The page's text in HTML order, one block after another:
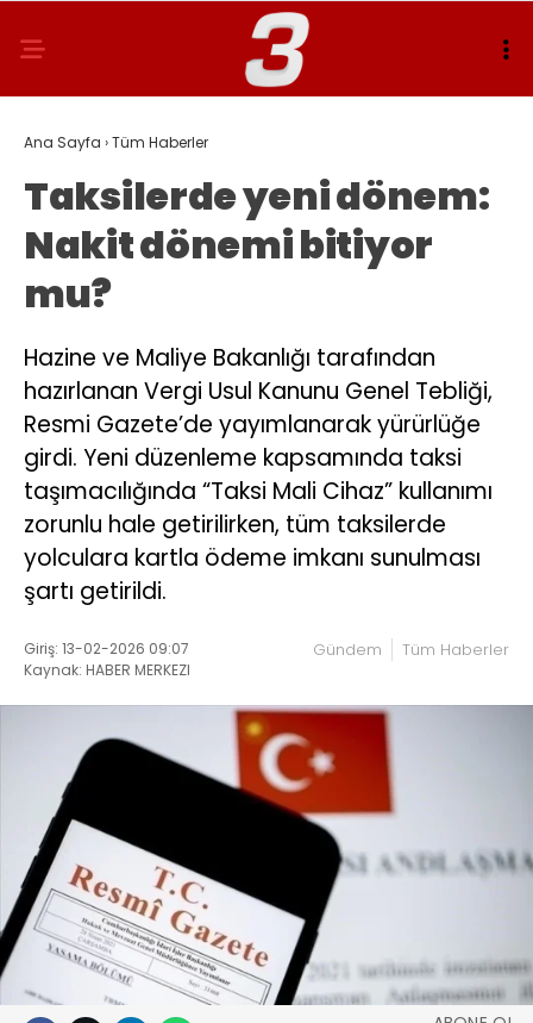
Ana Sayfa ›Tüm Haberler
Taksilerde yeni dönem:
Nakit dönemi bitiyor
mu?
Hazine ve Maliye Bakanlığı tarafından
hazırlanan Vergi Usul Kanunu Genel Tebliği,
Resmi Gazete’de yayımlanarak yürürlüğe
girdi. Yeni düzenleme kapsamında taksi
taşımacılığında “Taksi Mali Cihaz” kullanımı
zorunlu hale getirilirken, tüm taksilerde
yolculara kartla ödeme imkanı sunulması
şartı getirildi.
Giriş: 13-02-2026 09:07
Kaynak: HABER MERKEZI
Gündem Tüm Haberler